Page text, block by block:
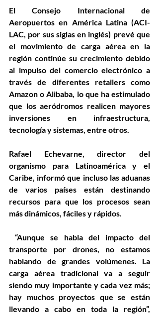
El Consejo Internacional de
Aeropuertos en América Latina (ACI-
LAC, por sus siglas en inglés) prevé que
el movimiento de carga aérea en la
región continúe su crecimiento debido
al impulso del comercio electrónico a
través de diferentes retailers como
Amazon o Alibaba, lo que ha estimulado
que los aeródromos realicen mayores
inversiones en infraestructura,
tecnología y sistemas, entre otros.
Rafael Echevarne, director del
organismo para Latinoamérica y el
Caribe, informó que incluso las aduanas
de varios países están destinando
recursos para que los procesos sean
más dinámicos, fáciles y rápidos.
transporte por drones, no estamos
hablando de grandes volúmenes. La
carga aérea tradicional va a seguir
siendo muy importante y cada vez más;
hay muchos proyectos que se están
llevando a cabo en toda la región”,